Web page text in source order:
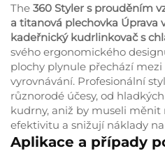
The 360 Styler s prouděním
a titanová plechovka Úprava
kadeřnický kudrlinkovač s
svého ergonomického
plochy plynule přechází
vyrovnávání. Profesionální
různorodé účesy, od
kudrny, aniž by museli měnit
efektivitu a snižují náklady
Aplikace a případy